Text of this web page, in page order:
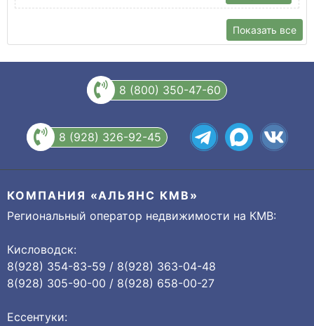
Показать все
8 (800) 350-47-60
8 (928) 326-92-45
КОМПАНИЯ «АЛЬЯНС КМВ»
Региональный оператор недвижимости на КМВ:
Кисловодск:
8(928) 354-83-59 / 8(928) 363-04-48
8(928) 305-90-00 / 8(928) 658-00-27
Ессентуки: